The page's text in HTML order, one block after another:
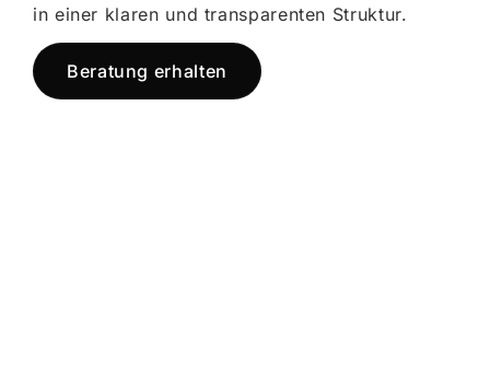
in einer klaren und transparenten Struktur.
Beratung erhalten